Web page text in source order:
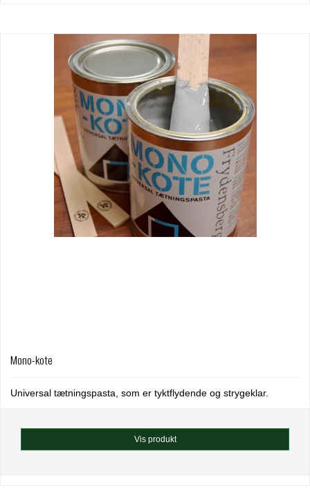
Mono-kote
Universal tætningspasta, som er tyktflydende og strygeklar.
Vis produkt